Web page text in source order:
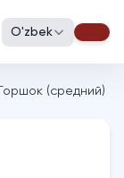
O'zbek
Горшок (средний)